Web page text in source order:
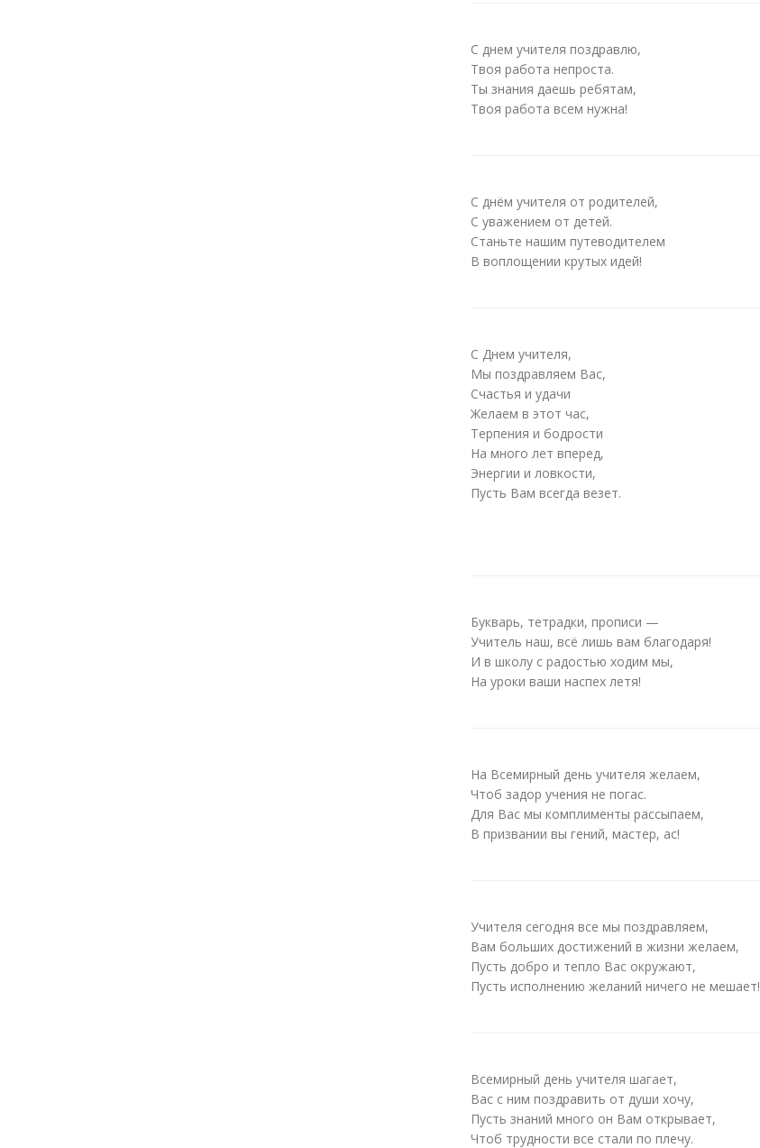
С днем учителя поздравлю,
Твоя работа непроста.
Ты знания даешь ребятам,
Твоя работа всем нужна!
С днём учителя от родителей,
С уважением от детей.
Станьте нашим путеводителем
В воплощении крутых идей!
С Днем учителя,
Мы поздравляем Вас,
Счастья и удачи
Желаем в этот час,
Терпения и бодрости
На много лет вперед,
Энергии и ловкости,
Пусть Вам всегда везет.
Букварь, тетрадки, прописи —
Учитель наш, всё лишь вам благодаря!
И в школу с радостью ходим мы,
На уроки ваши наспех летя!
На Всемирный день учителя желаем,
Чтоб задор учения не погас.
Для Вас мы комплименты рассыпаем,
В призвании вы гений, мастер, ас!
Учителя сегодня все мы поздравляем,
Вам больших достижений в жизни желаем,
Пусть добро и тепло Вас окружают,
Пусть исполнению желаний ничего не мешает!
Всемирный день учителя шагает,
Вас с ним поздравить от души хочу,
Пусть знаний много он Вам открывает,
Чтоб трудности все стали по плечу.